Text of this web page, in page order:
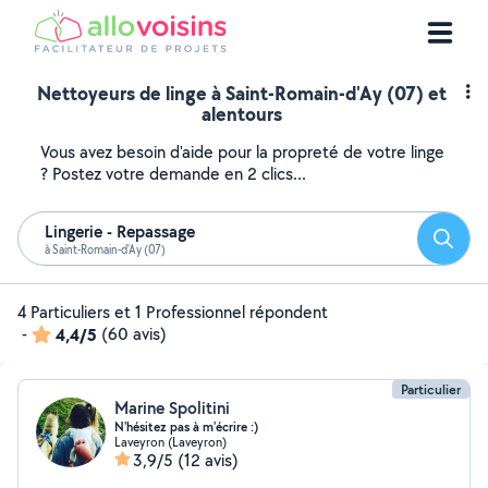
Nettoyeurs de linge à Saint-Romain-d'Ay (07) et
alentours
Vous avez besoin d'aide pour la propreté de votre linge
? Postez votre demande en 2 clics...
Lingerie - Repassage
à Saint-Romain-d'Ay (07)
4 Particuliers et 1 Professionnel répondent
-
4,4/5 (60 avis)
Particulier
Marine Spolitini
N'hésitez pas à m'écrire :)
Laveyron (Laveyron)
3,9/5 (12 avis)